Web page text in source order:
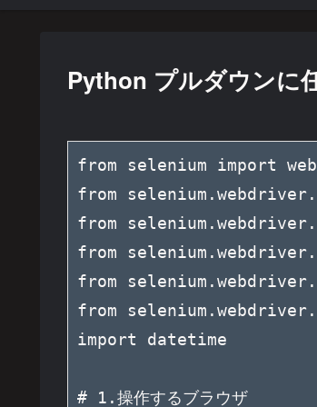
Python プルダウンに
from selenium import
from
from
from
from
from
import datetime
# 1.操作するブラウザ